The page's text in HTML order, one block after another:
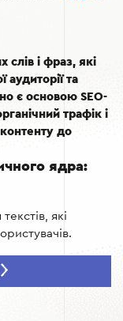
і фраз, які
аудиторії та
є основою SEO-
трафік і
до
ядра:
які
високих позицій